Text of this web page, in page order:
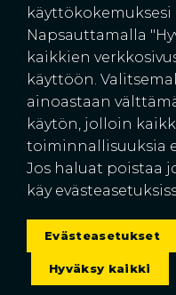
00700 HELSINKI
© 2026 Suomen
Evästeasetukset
Napsauttamalla
kaikkien
käyttöön.
ainoastaan
käytön, jolloin
toiminnallisuuksia
Jos haluat poistaa
käy
Evästeasetukset
Hyväksy kaikki